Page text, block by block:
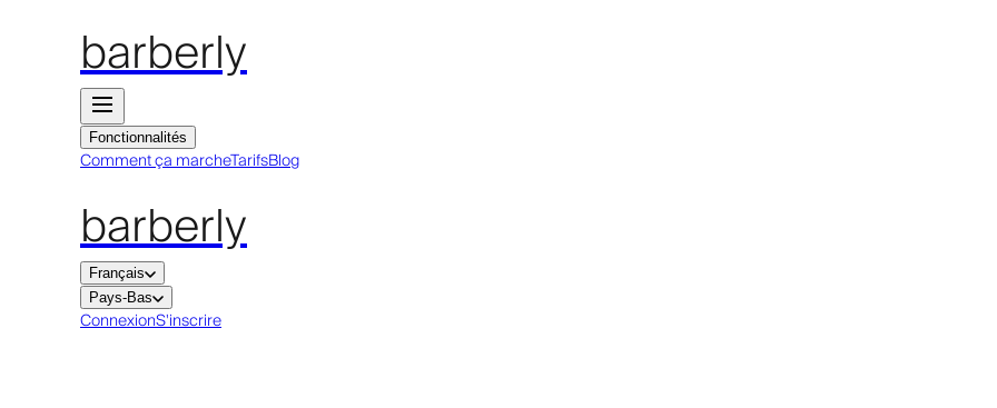
barberly
Fonctionnalités
Comment ça marcheTarifsBlog
barberly
Français
Pays-Bas
ConnexionS'inscrire